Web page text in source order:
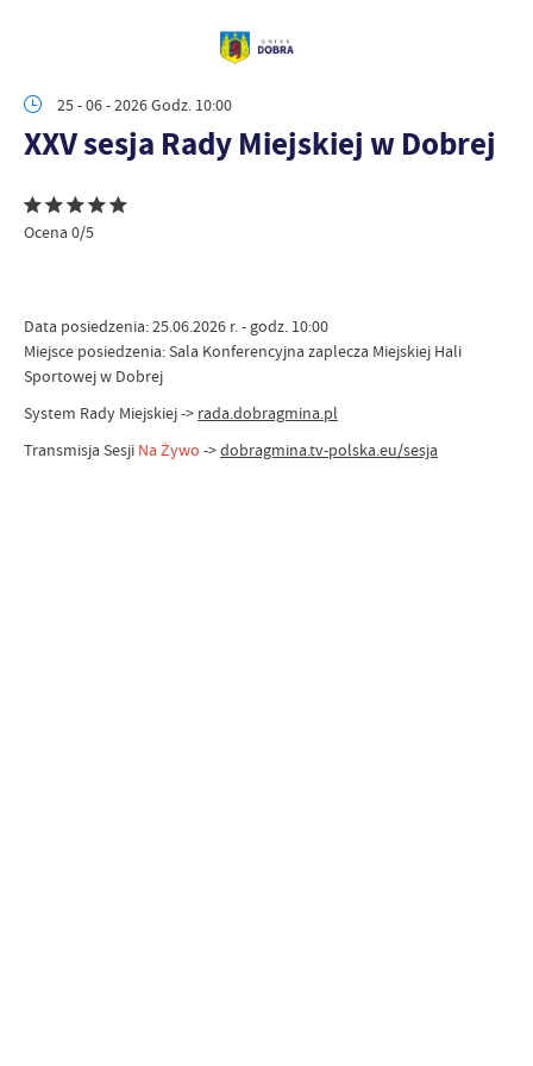
25 - 06 - 2026 Godz. 10:00
XXV sesja Rady Miejskiej w Dobrej
Ocena 0/5
Data posiedzenia: 25.06.2026 r. - godz. 10:00
Miejsce posiedzenia: Sala Konferencyjna zaplecza Miejskiej Hali
Sportowej w Dobrej
System Rady Miejskiej -> rada.dobragmina.pl
Transmisja Sesji Na Żywo ->dobragmina.tv-polska.eu/sesja